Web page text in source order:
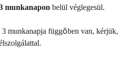
munkanapon belül véglegesül.
munkanapja függőben van, kérjük,